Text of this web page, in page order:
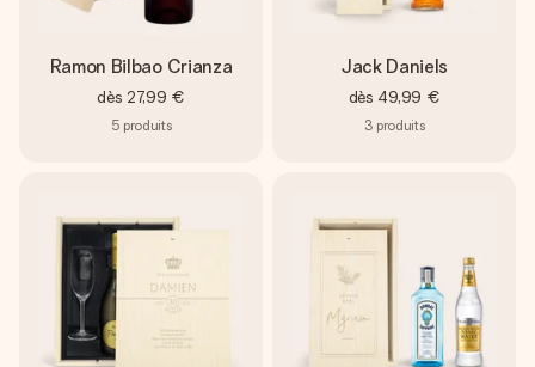
Ramon Bilbao Crianza
dès 27,99 €
5 produits
Jack Daniels
dès 49,99 €
3 produits